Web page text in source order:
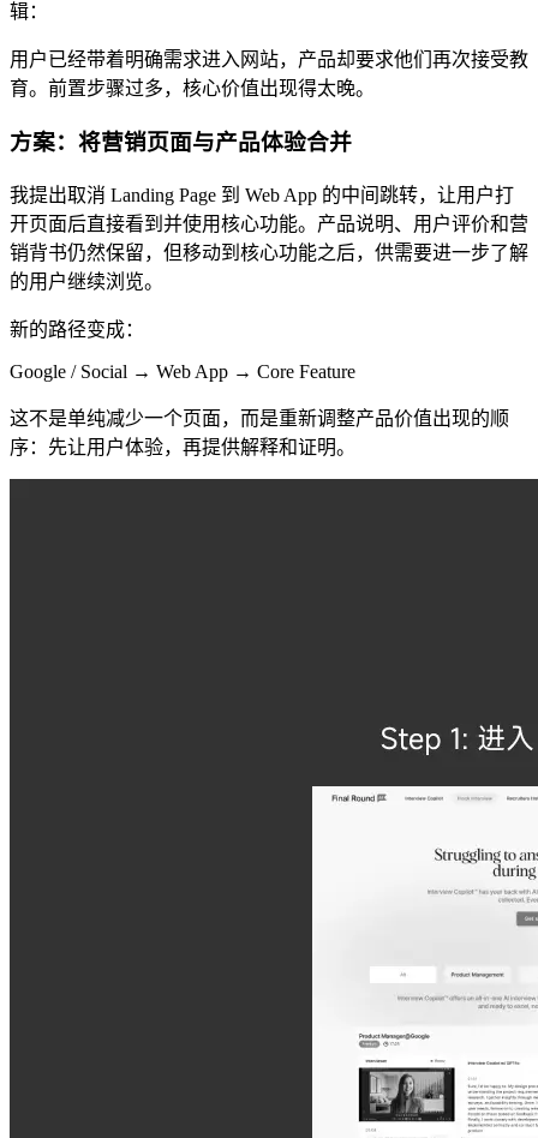
辑：
用户已经带着明确需求进入网站，产品却要求他们再次接受教
育。前置步骤过多，核心价值出现得太晚。
方案：将营销页面与产品体验合并
我提出取消 Landing Page 到 Web App 的中间跳转，让用户打
开页面后直接看到并使用核心功能。产品说明、用户评价和营
销背书仍然保留，但移动到核心功能之后，供需要进一步了解
的用户继续浏览。
新的路径变成：
Google / Social → Web App → Core Feature
这不是单纯减少一个页面，而是重新调整产品价值出现的顺
序：先让用户体验，再提供解释和证明。